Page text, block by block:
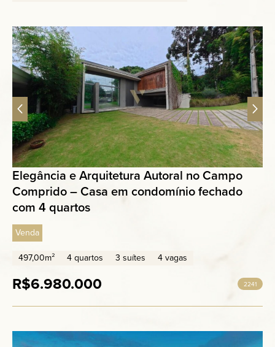
Elegância e Arquitetura Autoral no Campo
Comprido – Casa em condomínio fechado
com 4 quartos
Venda
497,00m²
4 quartos 3 suítes 4 vagas
R$6.980.000 2241